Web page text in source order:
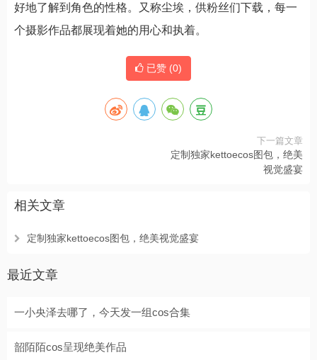
好地了解到角色的性格。又称尘埃，供粉丝们下载，每一
个摄影作品都展现着她的用心和执着。
已赞 (0)
下一篇文章
定制独家kettoecos图包，绝美
视觉盛宴
相关文章
定制独家kettoecos图包，绝美视觉盛宴
最近文章
一小央泽去哪了，今天发一组cos合集
韶陌陌cos呈现绝美作品